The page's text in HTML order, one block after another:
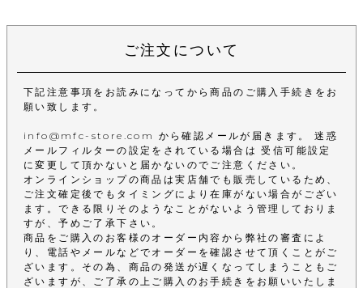
ご注文について
下記注意事項をお読みになってから商品のご購入手続きをお
願い致します。
info@mfc-store.com から確認メールが届きます。 迷惑
メールフィルターの設定をされている場合は 受信可能設定
に変更して頂かないと届かないのでご注意ください。
オンラインショップの商品は実店舗でも販売しているため、
ご注文確定後でもタイミングにより在庫がない場合がござい
ます。できる限りそのようなことがないよう管理しておりま
すが、予めご了承下さい。
商品をご購入のお客様のオーダー内容から弊社の審査によ
り、電話やメールなどでオーダーを確認させて頂くことがご
ざいます。その為、商品の発送が遅くなってしまうこともご
ざいますが、ご了承の上ご購入のお手続きをお願いいたしま